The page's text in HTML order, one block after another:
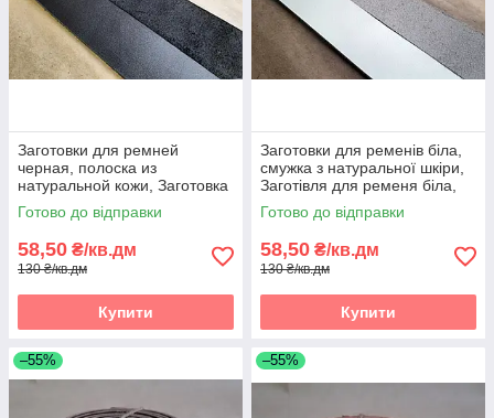
Заготовки для ремней
черная, полоска из
натуральной кожи, Заготовка
для ременя чорна, полоски зі
шкіри
Готово до відправки
58,50 ₴/кв.дм
130 ₴/кв.дм
Купити
Заготовки для ременів біла,
смужка з натуральної шкіри,
Заготівля для ременя біла,
смужки зі шкіри
Готово до відправки
58,50 ₴/кв.дм
130 ₴/кв.дм
Купити
–55% –55%